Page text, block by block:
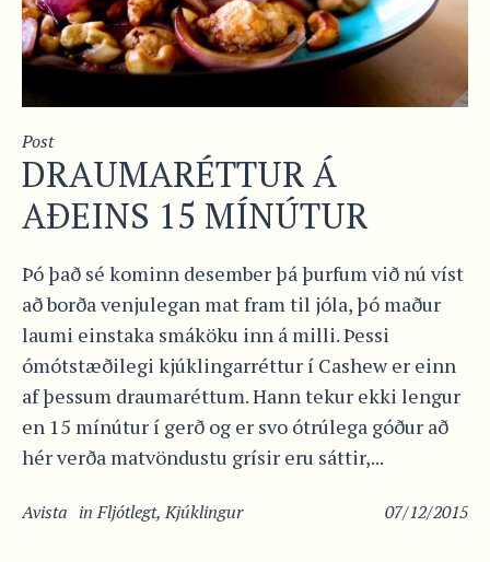
Post
DRAUMARÉTTUR Á
AÐEINS 15 MÍNÚTUR
Þó það sé kominn desember þá þurfum við nú víst
að borða venjulegan mat fram til jóla, þó maður
laumi einstaka smáköku inn á milli. Þessi
ómótstæðilegi kjúklingarréttur í Cashew er einn
af þessum draumaréttum. Hann tekur ekki lengur
en 15 mínútur í gerð og er svo ótrúlega góður að
hér verða matvöndustu grísir eru sáttir,...
07/12/2015
Avista inFljótlegt,Kjúklingur